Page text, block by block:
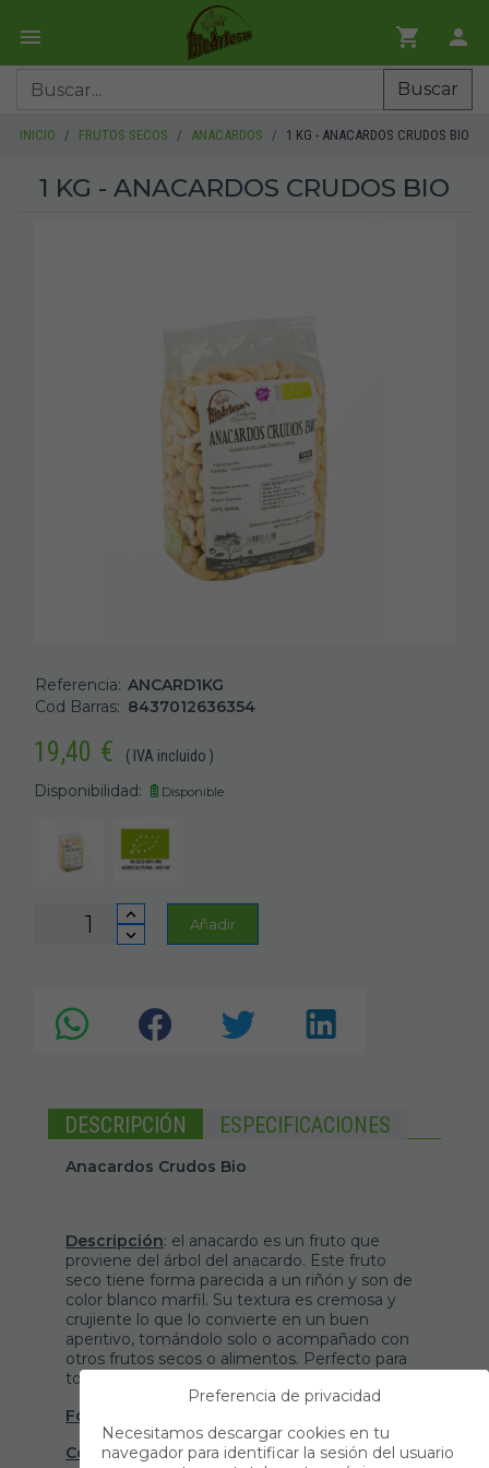
Buscar
INICIO FRUTOS SECOS ANACARDOS 1 KG - ANACARDOS CRUDOS BIO
1 KG - ANACARDOS CRUDOS BIO
Referencia: ANCARD1KG
Cod Barras: 8437012636354
19,40 € ( IVA incluido )
Disponibilidad: Disponible
Añadir
DESCRIPCIÓN ESPECIFICACIONES
Anacardos Crudos Bio
Descripción: el anacardo es un fruto que
proviene del árbol del anacardo. Este fruto
seco tiene forma parecida a un riñón y son de
color blanco marfil. Su textura es cremosa y
crujiente lo que lo convierte en un buen
aperitivo, tomándolo solo o acompañado con
otros frutos secos o alimentos. Perfecto para
tomar donde quieras y cuando quieras.
Formato
Conservación: conservar en ambiente fresco
Preferencia de privacidad
Necesitamos descargar cookies en tu
navegador para identificar la sesión del usuario